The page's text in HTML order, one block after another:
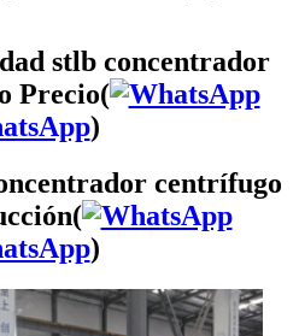
stlb concentrador
Precio(
)
centrífugo
)